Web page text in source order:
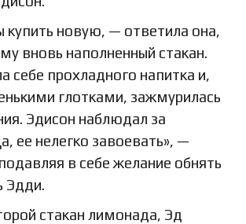
купить новую, — ответила она,
вновь наполненный стакан.
себе прохладного напитка и,
глотками, зажмурилась
Эдисон наблюдал за
ее нелегко завоевать», —
в себе желание обнять
Эдди.
стакан лимонада, Эд